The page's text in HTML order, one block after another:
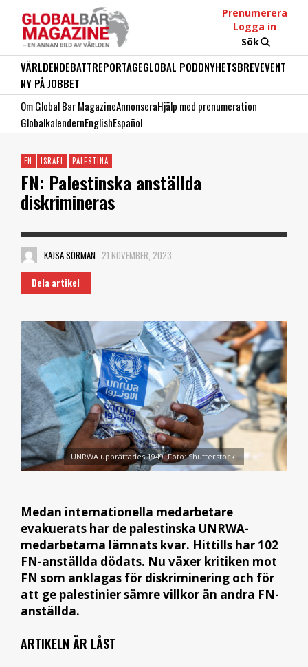
Prenumerera
Logga in
Sök
VÄRLDENDEBATTREPORTAGEGLOBAL PODDNYHETSBREVEVENT
NY PÅ JOBBET
Om Global Bar MagazineAnnonseraHjälp med prenumeration
GlobalkalendernEnglishEspañol
FN ISRAEL PALESTINA
FN: Palestinska anställda
diskrimineras
KAJSA SÖRMAN 21 NOVEMBER, 2023
Dela artikel
UNRWA upprättades 1949. Foto: Shutterstock.
Medan internationella medarbetare
evakuerats har de palestinska UNRWA-
medarbetarna lämnats kvar. Hittills har 102
FN-anställda dödats. Nu växer kritiken mot
FN som anklagas för diskriminering och för
att ge palestinier sämre villkor än andra FN-
anställda.
ARTIKELN ÄR LÅST